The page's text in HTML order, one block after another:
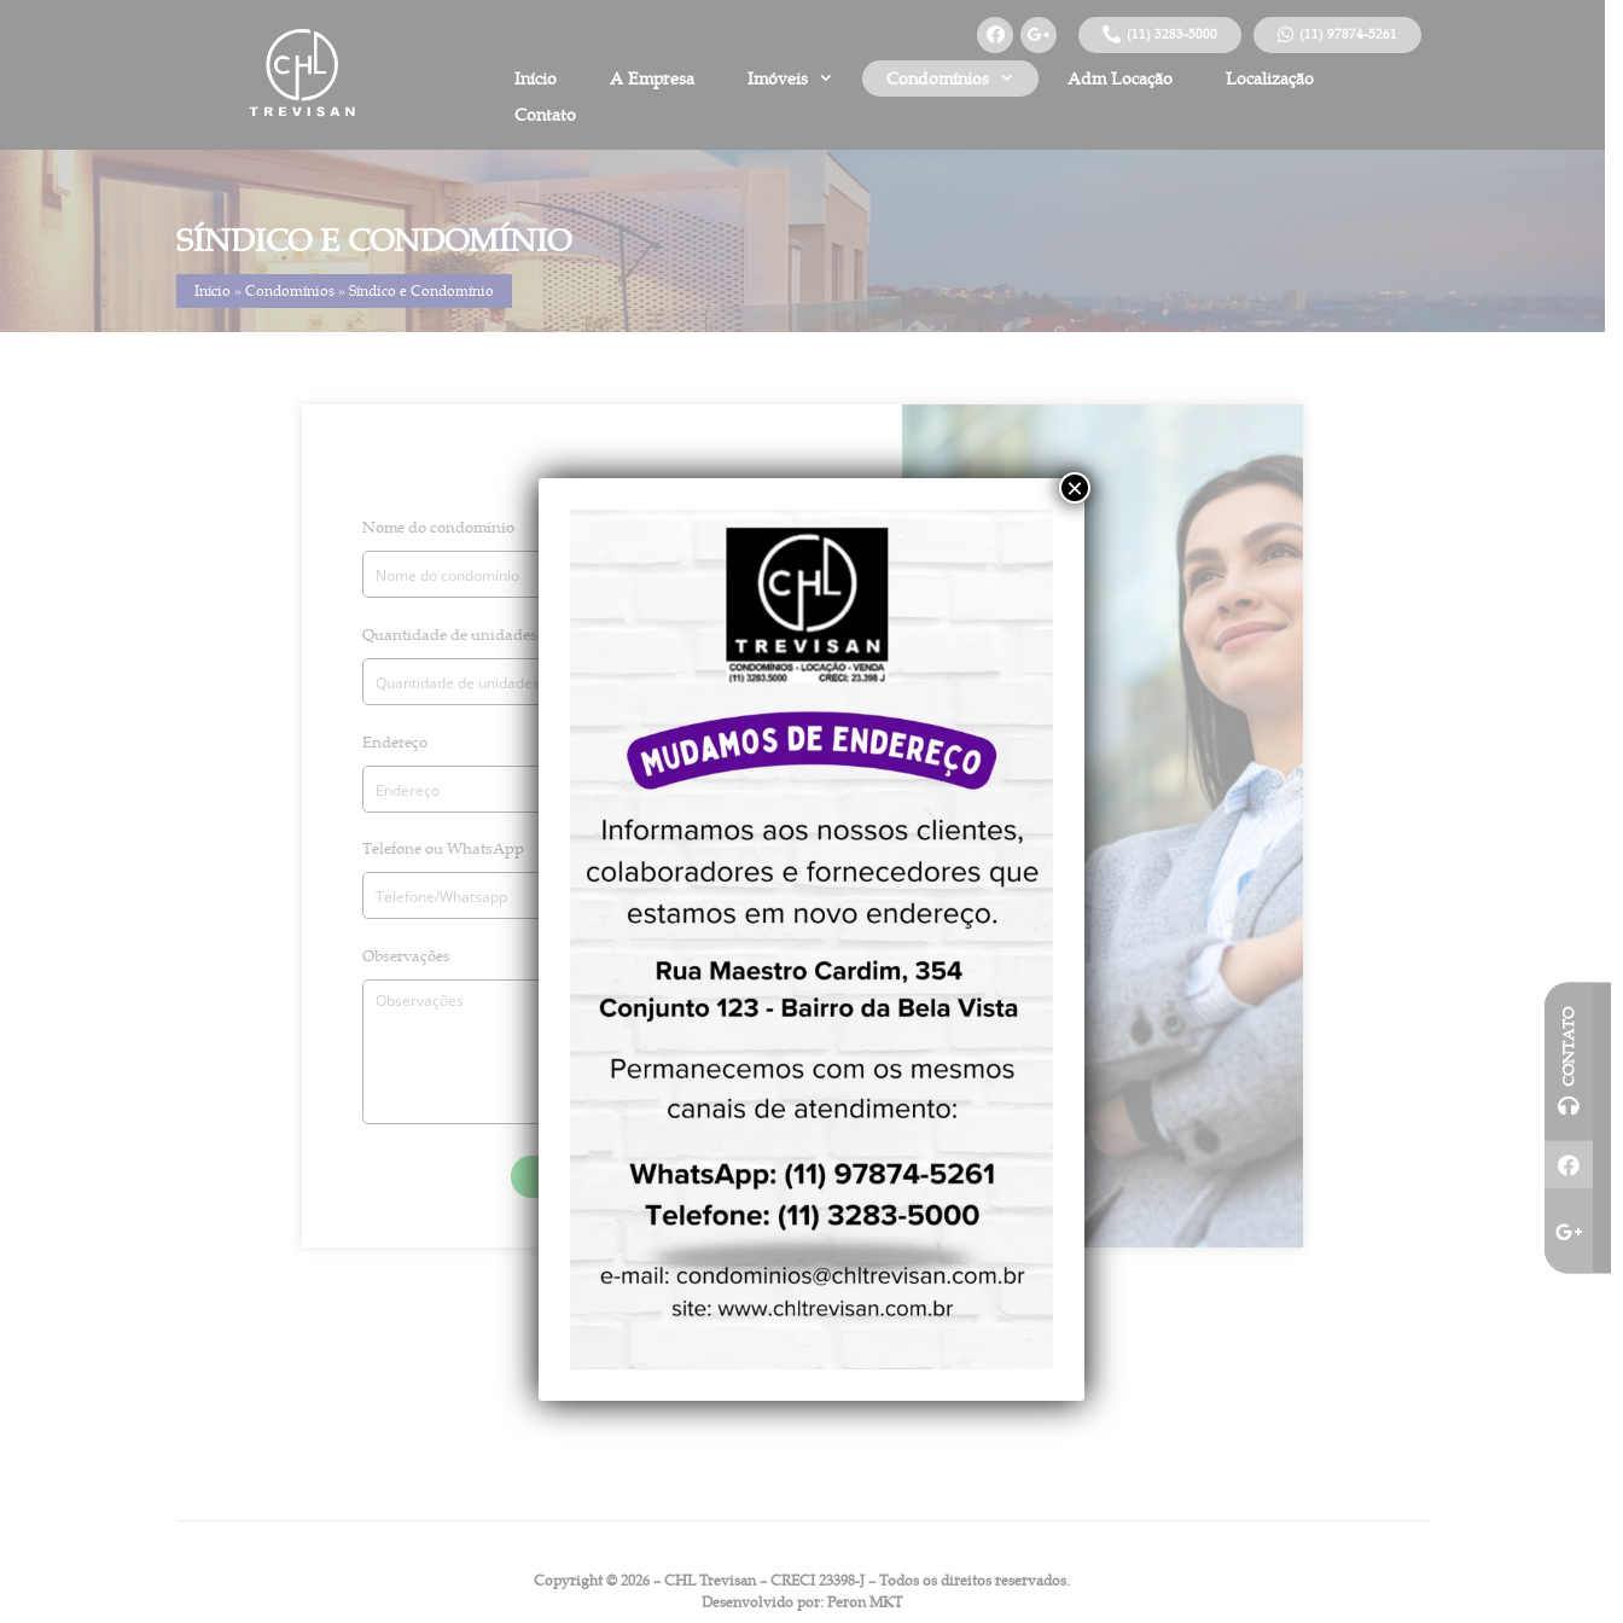
Início A Empresa Imóveis Condomínios Adm Locação
Localização
Contato
(11) 3283-5000 (11) 97874-5261
SÍNDICO E CONDOMÍNIO
Início »Condomínios »Síndico e Condomínio
Nome do condomínio
Quantidade de unidades Quantidade de blocos
Endereço Nome
Telefone ou WhatsApp
Observações
CONTATO
Copyright © 2026 – CHL Trevisan – CRECI 23398-J – Todos os direitos reservados.
Desenvolvido por:Peron MKT
×